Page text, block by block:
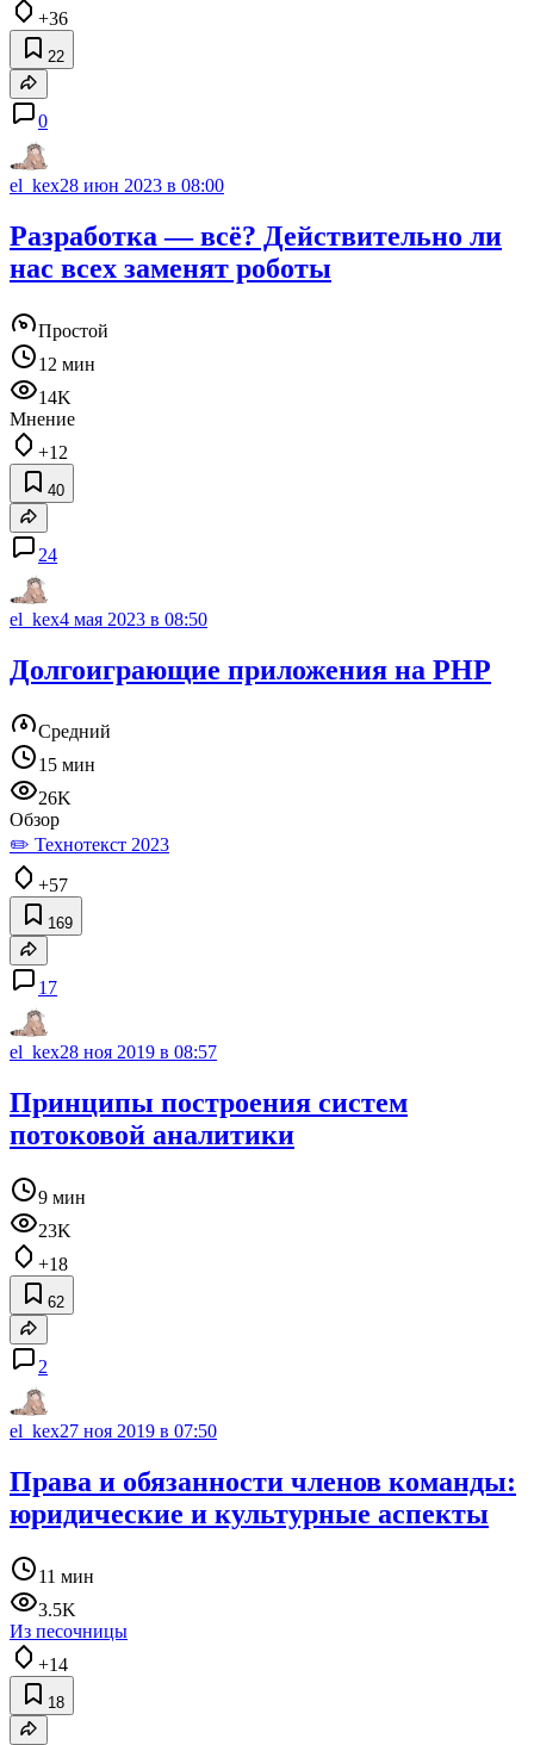
+36
22
0
el_kex28 июн 2023 в 08:00
Разработка — всё? Действительно ли
нас всех заменят роботы
Простой
12 мин
14K
Мнение
+12
40
24
el_kex4 мая 2023 в 08:50
Долгоиграющие приложения на PHP
Средний
15 мин
26K
Обзор
✏️ Технотекст 2023
+57
169
17
el_kex28 ноя 2019 в 08:57
Принципы построения систем
потоковой аналитики
9 мин
23K
+18
62
2
el_kex27 ноя 2019 в 07:50
Права и обязанности членов команды:
юридические и культурные аспекты
11 мин
3.5K
Из песочницы
+14
18